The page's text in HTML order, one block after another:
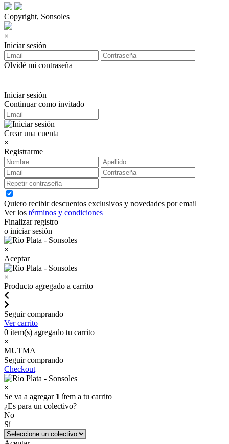
Copyright, Sonsoles
×
Iniciar sesión
Olvidé mi contraseña
Iniciar sesión
Continuar como invitado
Crear una cuenta
×
Registrarme
Quiero recibir descuentos exclusivos y novedades por email
Ver los términos y condiciones
Finalizar registro
o iniciar sesión
×
Aceptar
×
Producto agregado a carrito
Seguir comprando
Ver carrito
0 item(s) agregado tu carrito
×
MUTMA
Seguir comprando
Checkout
×
Se va a agregar 1 ítem a tu carrito
¿Es para un colectivo?
No
Sí